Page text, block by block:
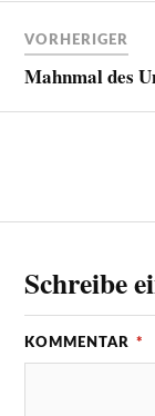
VORHERIGER
Mahnmal des
Schreibe
KOMMENTAR *